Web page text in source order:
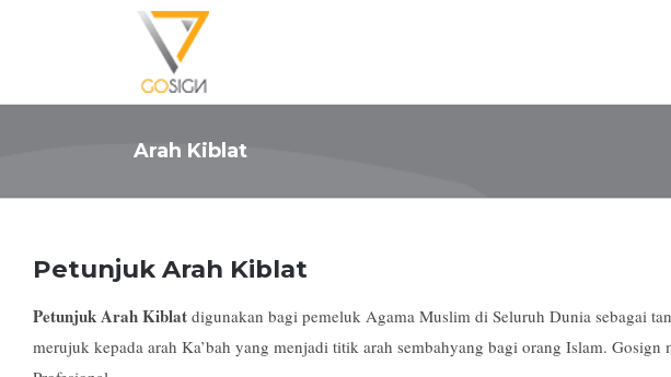
Arah Kiblat
Petunjuk Arah Kiblat
Petunjuk Arah Kiblat digunakan bagi pemeluk Agama Muslim di Seluruh Dunia sebagai
merujuk kepada arah Ka’bah yang menjadi titik arah sembahyang bagi orang Islam.